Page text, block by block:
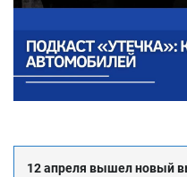
12 апреля вышел новый